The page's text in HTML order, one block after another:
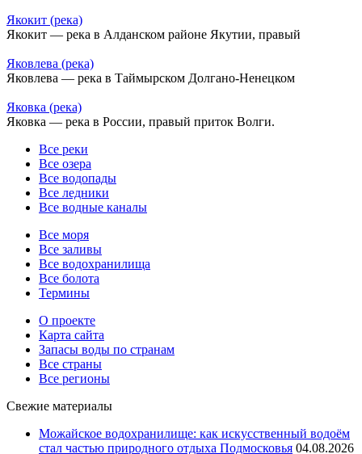
Якокит (река)
Якокит — река в Алданском районе Якутии, правый
Яковлева (река)
Яковлева — река в Таймырском Долгано-Ненецком
Яковка (река)
Яковка — река в России, правый приток Волги.
Все реки
Все озера
Все водопады
Все ледники
Все водные каналы
Все моря
Все заливы
Все водохранилища
Все болота
Термины
О проекте
Карта сайта
Запасы воды по странам
Все страны
Все регионы
Свежие материалы
Можайское водохранилище: как искусственный водоём
стал частью природного отдыха Подмосковья 04.08.2026